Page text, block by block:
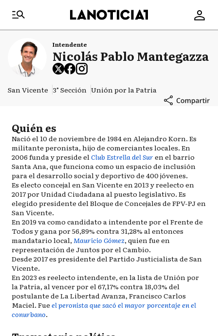
Intendente
Nicolás Pablo Mantegazza
San Vicente 3° Sección Unión por la Patria
Quién es
Nació el 10 de noviembre de 1984 en Alejandro Korn. Es
militante peronista, hijo de comerciantes locales. En
2006 funda y preside elClub Estrella del Sur en el barrio
Santa Ana, que funciona como un espacio de inclusión
para el desarrollo social y deportivo de 400 jóvenes.
Es electo concejal en San Vicente en 2013 y reelecto en
2017 por Unidad Ciudadana al puesto legislativo. Es
elegido presidente del Bloque de Concejales de FPV-PJ en
San Vicente.
En 2019 va como candidato a intendente por el Frente de
Todos y gana por 56,89% contra 31,28% al entonces
mandatario local,Mauricio Gómez, quien fue en
representación de Juntos por el Cambio.
Desde 2017 es presidente del Partido Justicialista de San
Vicente.
En 2023 es reelecto intendente, en la lista de Unión por
la Patria, al vencer por el 67,17% contra 18,03% del
postulante de La Libertad Avanza, Francisco Carlos
Maciel. Fue el peronista que sacó el mayor porcentaje en el
conurbano.